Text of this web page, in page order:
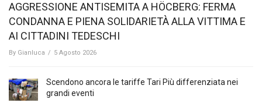
AGGRESSIONE ANTISEMITA A HÖCBERG: FERMA
CONDANNA E PIENA SOLIDARIETÀ ALLA VITTIMA E
AI CITTADINI TEDESCHI
By Gianluca / 5 Agosto 2026
Scendono ancora le tariffe Tari Più differenziata nei
grandi eventi